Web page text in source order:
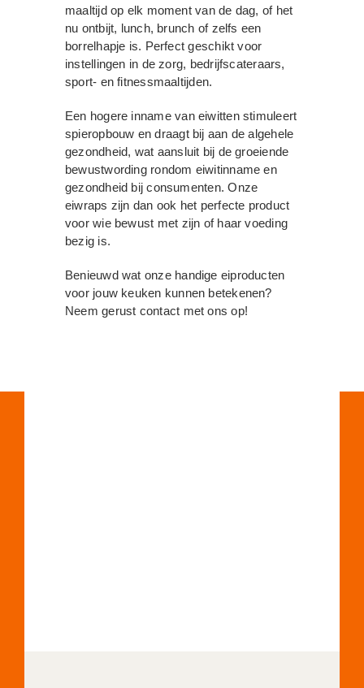
maaltijd op elk moment van de dag, of het
nu ontbijt, lunch, brunch of zelfs een
borrelhapje is. Perfect geschikt voor
instellingen in de zorg, bedrijfscateraars,
sport- en fitnessmaaltijden.
Een hogere inname van eiwitten stimuleert
spieropbouw en draagt bij aan de algehele
gezondheid, wat aansluit bij de groeiende
bewustwording rondom eiwitinname en
gezondheid bij consumenten. Onze
eiwraps zijn dan ook het perfecte product
voor wie bewust met zijn of haar voeding
bezig is.
Benieuwd wat onze handige eiproducten
voor jouw keuken kunnen betekenen?
Neem gerust contact met ons op!